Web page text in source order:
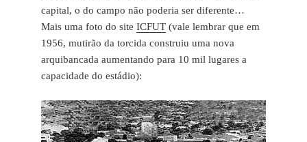
capital, o do campo não poderia ser diferente…
Mais uma foto do site ICFUT(vale lembrar que em
1956, mutirão da torcida construiu uma nova
arquibancada aumentando para 10 mil lugares a
capacidade do estádio):